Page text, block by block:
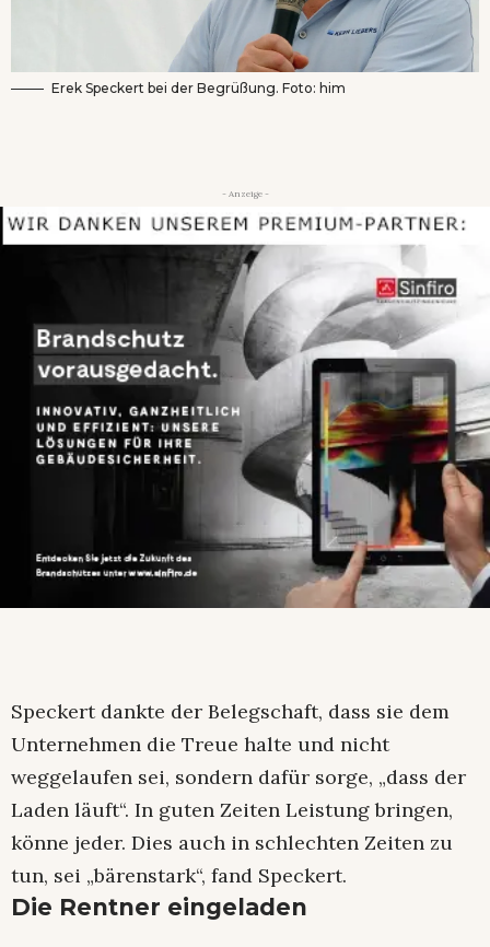
Erek Speckert bei der Begrüßung. Foto: him
- Anzeige -
Speckert dankte der Belegschaft, dass sie dem
Unternehmen die Treue halte und nicht
weggelaufen sei, sondern dafür sorge, „dass der
Laden läuft“. In guten Zeiten Leistung bringen,
könne jeder. Dies auch in schlechten Zeiten zu
tun, sei „bärenstark“, fand Speckert.
Die Rentner eingeladen